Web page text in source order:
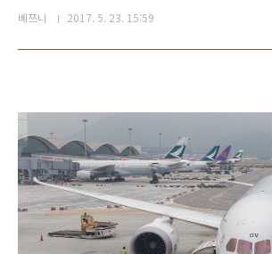
베쯔니 2017. 5. 23. 15:59